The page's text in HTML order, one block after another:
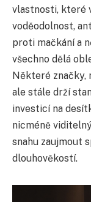
vlastnosti, které
voděodolnost,
proti mačkání a
všechno dělá
Některé značky,
ale stále drží
investicí na
nicméně
snahu zaujmout
dlouhověkostí.